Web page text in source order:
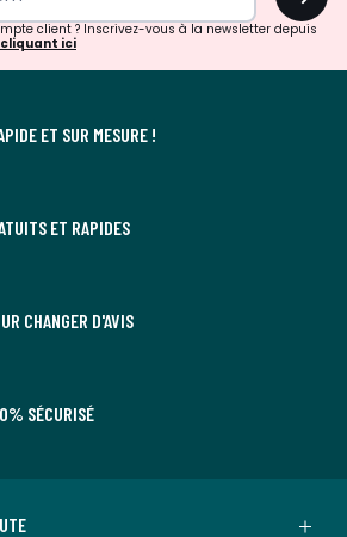
client ? Inscrivez-vous à la newsletter depuis
cliquant ici
ET SUR MESURE !
ET RAPIDES
CHANGER D'AVIS
SÉCURISÉ